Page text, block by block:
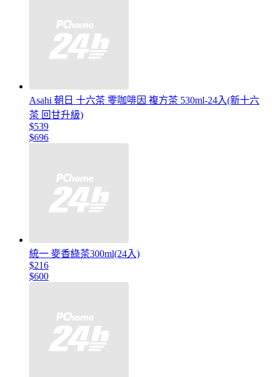
Asahi 朝日 十六茶 零咖啡因 複方茶 530ml-24入(新十六
茶 回甘升級)
$539
$696
統一 麥香綠茶300ml(24入)
$216
$600